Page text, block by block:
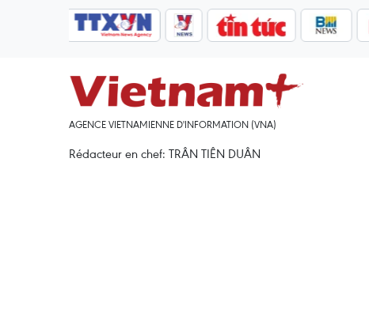
AGENCE VIETNAMIENNE D'INFORMATION (VNA)
Rédacteur en chef: TRÂN TIÊN DUÂN